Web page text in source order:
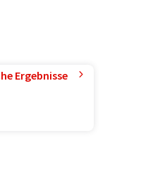
Ergebnisse